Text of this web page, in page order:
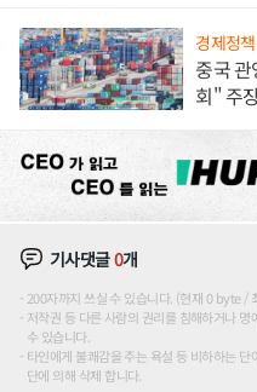
경제정책
중국
회" 주
기사댓글0개
200자까지 쓰실 수 있습니다. (현재 0 byte /
저작권 등 다른 사람의 권리를 침해하거나
수 있습니다.
타인에게 불쾌감을 주는 욕설 등 비하하는
단에 의해 삭제 합니다.